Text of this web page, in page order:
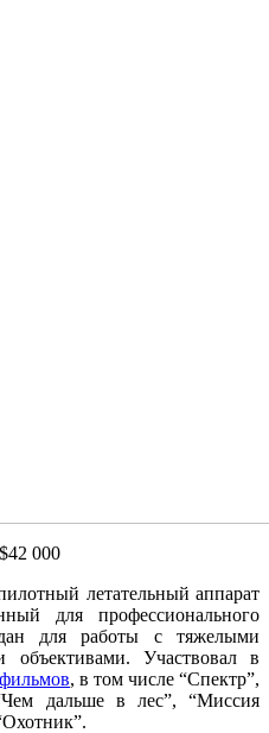
000
летательный аппарат
для профессионального
для работы с тяжелыми
Участвовал в
, в том числе “Спектр”,
дальше в лес”, “Миссия